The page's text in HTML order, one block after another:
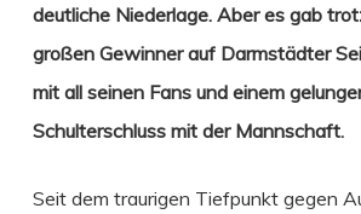
deutliche Niederlage. Aber es gab
großen Gewinner auf Darmstädter
mit all seinen Fans und einem
Schulterschluss mit der Mannschaft.
Seit dem traurigen Tiefpunkt gegen